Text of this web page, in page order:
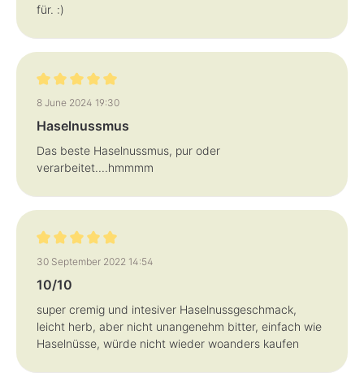
für. :)
Review with rating of 5 out of 5 stars
8 June 2024 19:30
Haselnussmus
Das beste Haselnussmus, pur oder
verarbeitet....hmmmm
Review with rating of 5 out of 5 stars
30 September 2022 14:54
10/10
super cremig und intesiver Haselnussgeschmack,
leicht herb, aber nicht unangenehm bitter, einfach wie
Haselnüsse, würde nicht wieder woanders kaufen